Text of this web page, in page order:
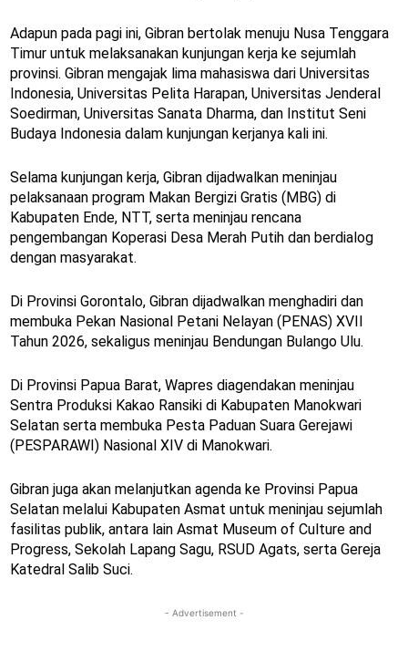
Adapun pada pagi ini, Gibran bertolak menuju Nusa Tenggara
Timur untuk melaksanakan kunjungan kerja ke sejumlah
provinsi. Gibran mengajak lima mahasiswa dari Universitas
Indonesia, Universitas Pelita Harapan, Universitas Jenderal
Soedirman, Universitas Sanata Dharma, dan Institut Seni
Budaya Indonesia dalam kunjungan kerjanya kali ini.
Selama kunjungan kerja, Gibran dijadwalkan meninjau
pelaksanaan program Makan Bergizi Gratis (MBG) di
Kabupaten Ende, NTT, serta meninjau rencana
pengembangan Koperasi Desa Merah Putih dan berdialog
dengan masyarakat.
Di Provinsi Gorontalo, Gibran dijadwalkan menghadiri dan
membuka Pekan Nasional Petani Nelayan (PENAS) XVII
Tahun 2026, sekaligus meninjau Bendungan Bulango Ulu.
Di Provinsi Papua Barat, Wapres diagendakan meninjau
Sentra Produksi Kakao Ransiki di Kabupaten Manokwari
Selatan serta membuka Pesta Paduan Suara Gerejawi
(PESPARAWI) Nasional XIV di Manokwari.
Gibran juga akan melanjutkan agenda ke Provinsi Papua
Selatan melalui Kabupaten Asmat untuk meninjau sejumlah
fasilitas publik, antara lain Asmat Museum of Culture and
Progress, Sekolah Lapang Sagu, RSUD Agats, serta Gereja
Katedral Salib Suci.
- Advertisement -